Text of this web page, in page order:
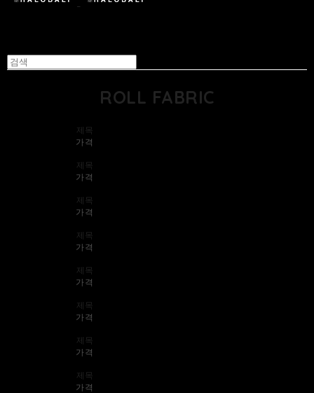
ROLL FABRIC
제목
가격
제목
가격
제목
가격
제목
가격
제목
가격
제목
가격
제목
가격
제목
가격